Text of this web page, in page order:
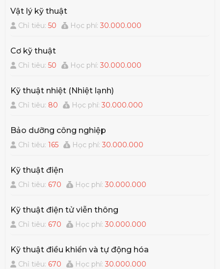
Vật lý kỹ thuật
Chỉ tiêu:50 Học phí:30.000.000
Cơ kỹ thuật
Chỉ tiêu:50 Học phí:30.000.000
Kỹ thuật nhiệt (Nhiệt lạnh)
Chỉ tiêu: 80 Học phí:30.000.000
Bảo dưỡng công nghiệp
Chỉ tiêu:165 Học phí:30.000.000
Kỹ thuật điện
Chỉ tiêu: 670 Học phí:30.000.000
Kỹ thuật điện tử viễn thông
Chỉ tiêu: 670 Học phí:30.000.000
Kỹ thuật điều khiển và tự động hóa
Chỉ tiêu: 670 Học phí:30.000.000